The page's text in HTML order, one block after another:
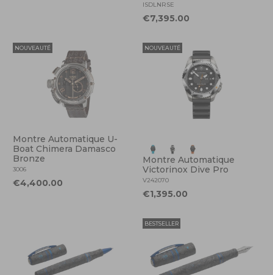
ISDLNRSE
€7,395.00
NOUVEAUTÉ
Montre Automatique U-
Boat Chimera Damasco
Bronze
3006
€4,400.00
NOUVEAUTÉ
Montre Automatique
Victorinox Dive Pro
V242070
€1,395.00
BESTSELLER